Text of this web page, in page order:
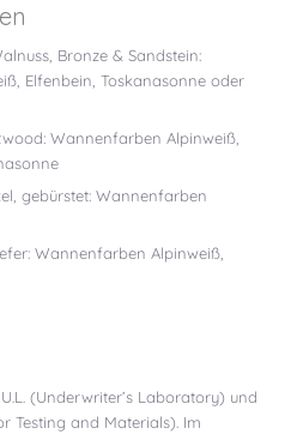
Bronze & Sandstein:
Elfenbein, Toskanasonne oder
Wannenfarben Alpinweiß,
gebürstet: Wannenfarben
Wannenfarben Alpinweiß,
(Underwriter’s Laboratory) und
Testing and Materials). Im